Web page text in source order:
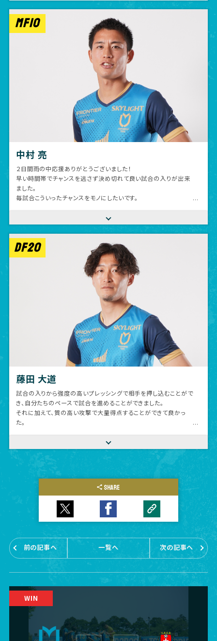
2日間、雨の中応援に来てくれたファン、サポーターの皆様ありがと
うございました。
MF10
中村 亮
２日間雨の中応援ありがとうございました！
早い時間帯でチャンスを逃さず決め切れて良い試合の入りが出来
ました。
毎試合こういったチャンスをモノにしたいです。
DF20
藤田 大道
試合の入りから強度の高いプレッシングで相手を押し込むことがで
き、自分たちのペースで試合を進めることができました。
それに加えて、質の高い攻撃で大量得点することができて良かっ
た。
引き続き応援よろしくお願いします！
SHARE
前の記事へ 一覧へ 次の記事へ